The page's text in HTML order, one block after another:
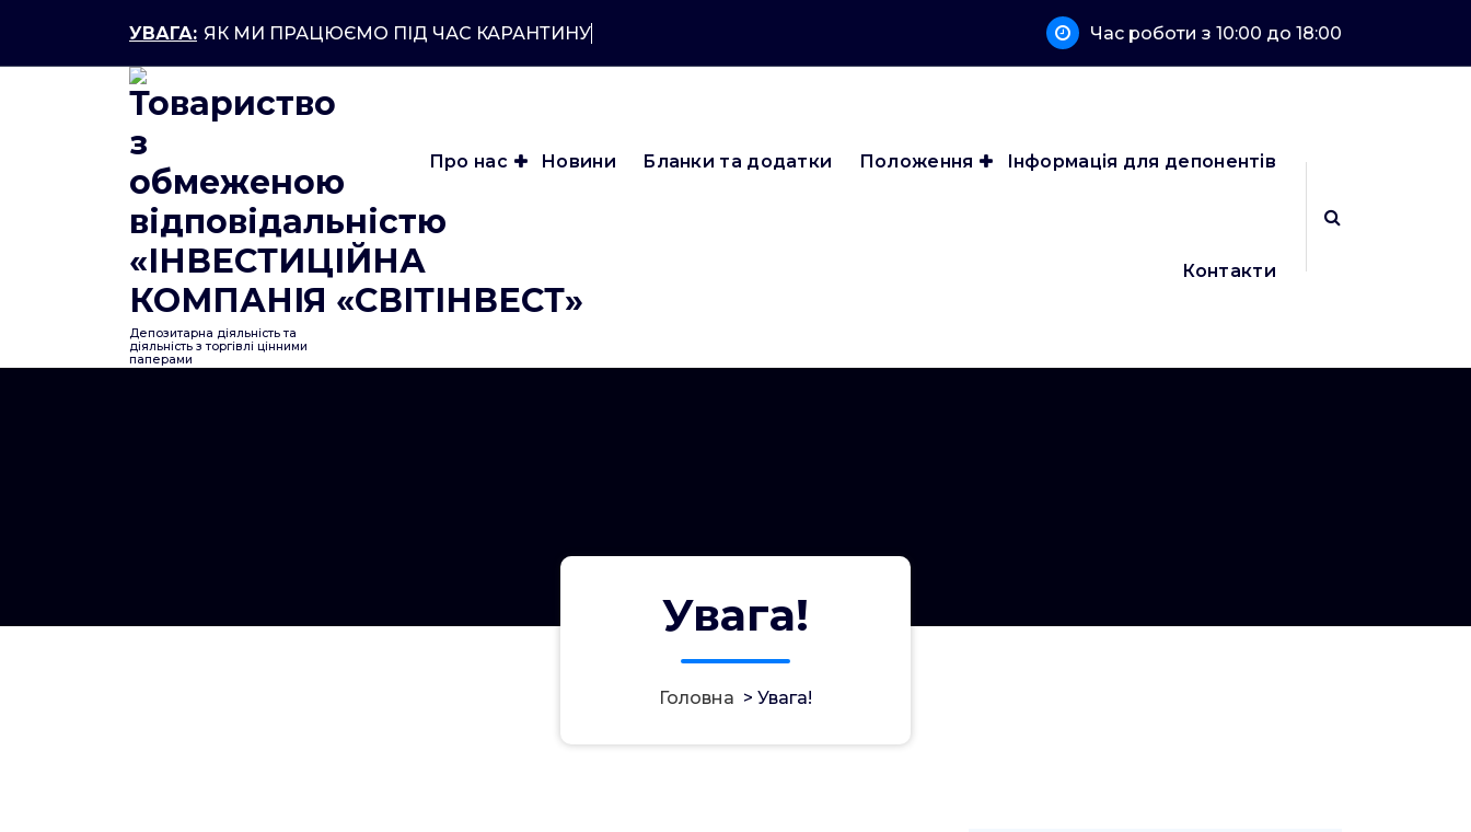
контенту
УВАГА: ЯК МИ ПРАЦЮЄМО ПІД ЧАС КАРАНТИНУ? Час роботи з 10:00 до 18:00
Депозитарна діяльність та
діяльність з торгівлі цінними
паперами
Про нас Новини Бланки та додатки Положення Інформація для депонентів
Контакти
Увага!
Головна > Увага!